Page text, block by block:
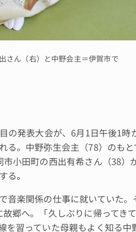
さん（右）と中野会主＝伊賀市で
の発表大会が、6月1日午後1時
る。中野弥生会主（78）のも
小田町の西出有希さん（38）
る。
楽関係の仕事に就いていた。
郷へ。「久しぶりに帰ってき
習っていた母親もよく知る中